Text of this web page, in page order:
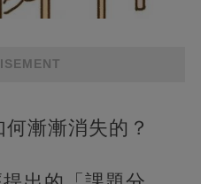
漸漸消失的？